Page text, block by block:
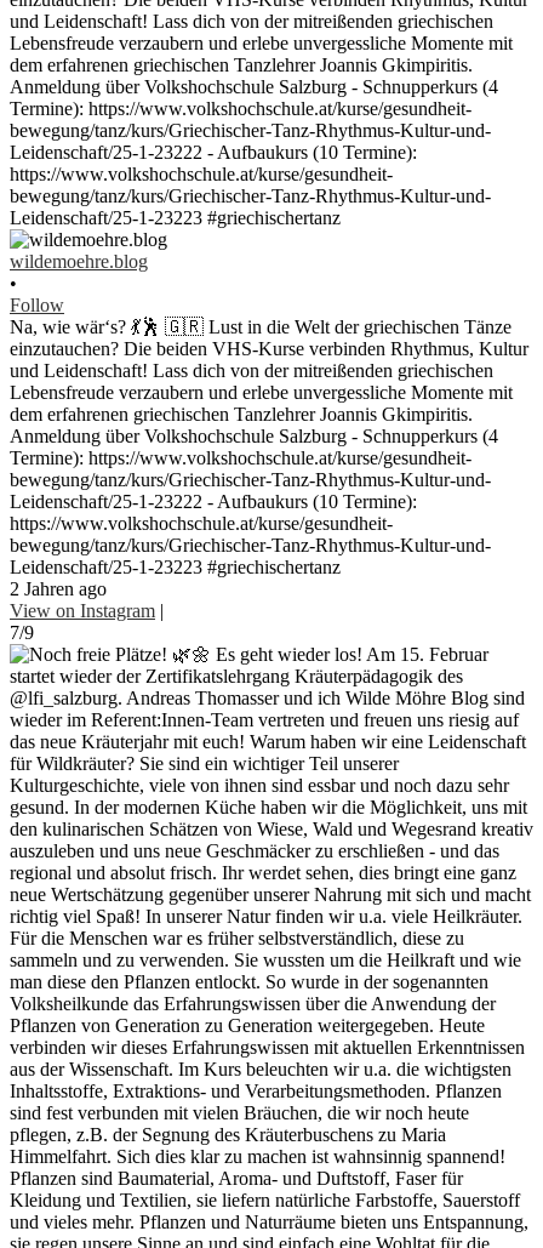
wildemoehre.blog
•
Follow
Na, wie wär‘s? 💃🕺 🇬🇷 Lust in die Welt der griechischen Tänze
einzutauchen? Die beiden VHS-Kurse verbinden Rhythmus, Kultur
und Leidenschaft! Lass dich von der mitreißenden griechischen
Lebensfreude verzaubern und erlebe unvergessliche Momente mit
dem erfahrenen griechischen Tanzlehrer Joannis Gkimpiritis.
Anmeldung über Volkshochschule Salzburg - Schnupperkurs (4
Termine): https://www.volkshochschule.at/kurse/gesundheit-
bewegung/tanz/kurs/Griechischer-Tanz-Rhythmus-Kultur-und-
Leidenschaft/25-1-23222 - Aufbaukurs (10 Termine):
https://www.volkshochschule.at/kurse/gesundheit-
bewegung/tanz/kurs/Griechischer-Tanz-Rhythmus-Kultur-und-
Leidenschaft/25-1-23223 #griechischertanz
2 Jahren ago
View on Instagram |
7/9